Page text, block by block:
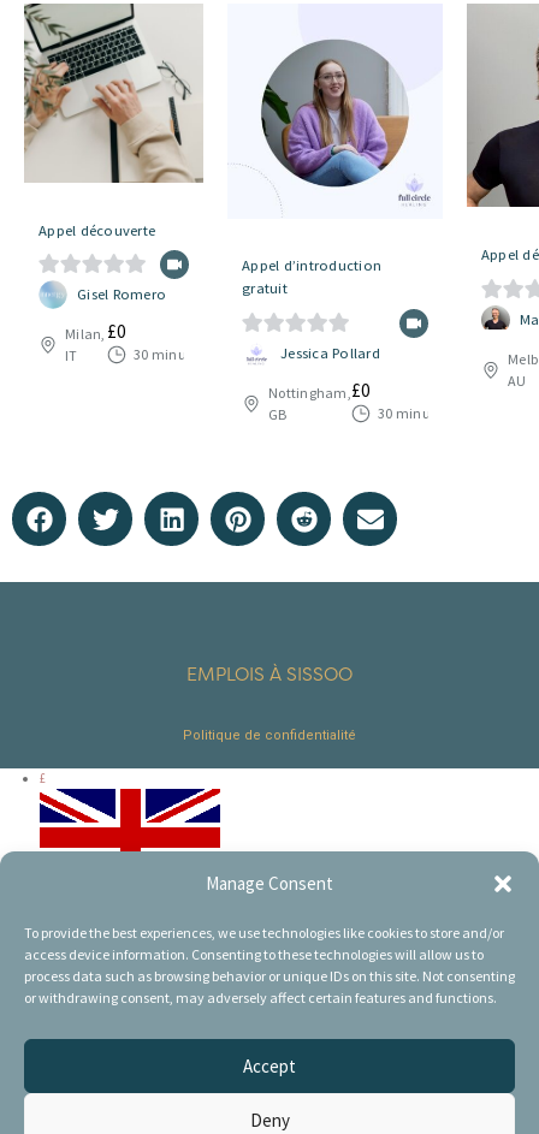
Manage Consent
To provide the best experiences, we use technologies like cookies to store and/or
access device information. Consenting to these technologies will allow us to
process data such as browsing behavior or unique IDs on this site. Not consenting
or withdrawing consent, may adversely affect certain features and functions.
Accept
Deny
Appel découverte
0
u
Gisel Romero
Milan,
IT
£0
30 minutes
Appel d’introduction
gratuit
u
Jessica Pollard
Nottingham,
GB
£0
30 minutes
Appel
0
u
AU
EMPLOIS À SISSOO
Politique de confidentialité
£